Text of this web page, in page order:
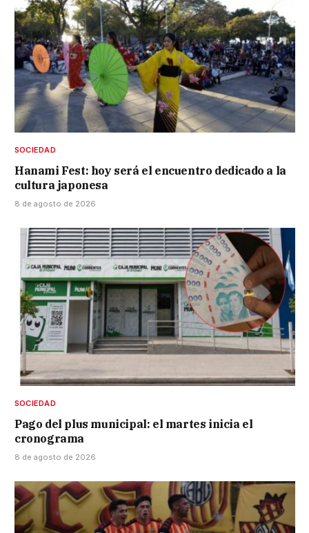
SOCIEDAD
Hanami Fest: hoy será el encuentro dedicado a la
cultura japonesa
8 de agosto de 2026
SOCIEDAD
Pago del plus municipal: el martes inicia el
cronograma
8 de agosto de 2026